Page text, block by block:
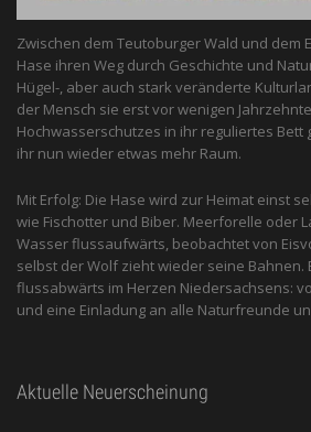
Zwischen dem Teutoburger Wald und dem
Hase ihren Weg durch Geschichte und
Hügel-, aber auch stark veränderte
der Mensch sie erst vor wenigen
Hochwasserschutzes in ihr reguliertes Bett
ihr nun wieder etwas mehr Raum.
Mit Erfolg: Die Hase wird zur Heimat einst
wie Fischotter und Biber. Meerforelle oder
Wasser flussaufwärts, beobachtet von
selbst der Wolf zieht wieder seine Bahnen.
flussabwärts im Herzen Niedersachsens:
und eine Einladung an alle ­Naturfreunde
Aktuelle Neuerscheinung